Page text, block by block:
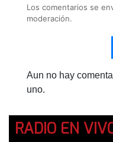
Los comentarios se
moderación.
Aun no hay
uno.
RADIO EN